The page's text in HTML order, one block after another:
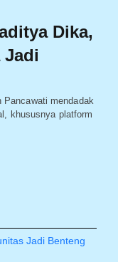
Dika,
Jadi
Pancawati mendadak
khususnya platform
Jadi Benteng